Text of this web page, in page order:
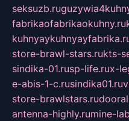
seksuzb.ru
fabrikaofabrikaokuhny.ru
store-brawl-stars.rukts-
sindika-01.rusp-life.rux-
e-abis-1-c.rusindika01.ru
store-brawlstars.ru
antenna-highly.rumine-